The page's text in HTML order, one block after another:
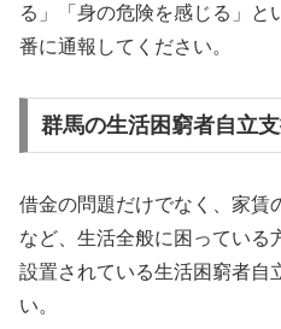
る」「身の危険を感じる」と
番に通報してください。
群馬の生活困窮者自立
借金の問題だけでなく、家賃
など、生活全般に困っている
設置されている生活困窮者自
い。